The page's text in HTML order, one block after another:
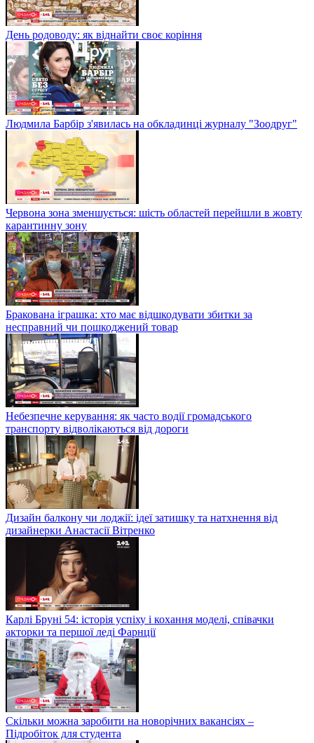
День родоводу: як віднайти своє коріння
Людмила Барбір з'явилась на обкладинці журналу "Зоодруг"
Червона зона зменшується: шість областей перейшли в жовту
карантинну зону
Бракована іграшка: хто має відшкодувати збитки за
несправний чи пошкоджений товар
Небезпечне керування: як часто водії громадського
транспорту відволікаються від дороги
Дизайн балкону чи лоджії: ідеї затишку та натхнення від
дизайнерки Анастасії Вітренко
Карлі Бруні 54: історія успіху і кохання моделі, співачки
акторки та першої леді Фарнції
Скільки можна заробити на новорічних вакансіях –
Підробіток для студента